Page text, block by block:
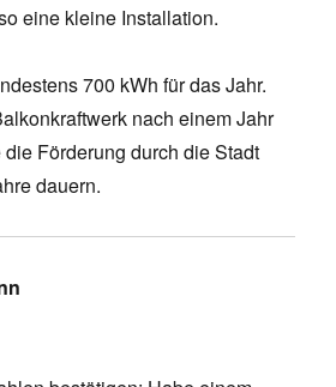
eine kleine Installation.
700 kWh für das Jahr.
nach einem Jahr
Förderung durch die Stadt
dauern.